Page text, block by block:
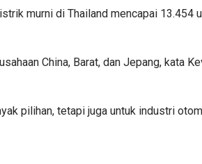
murni di Thailand mencapai 13.454
China, Barat, dan Jepang, kata
pilihan, tetapi juga untuk industri